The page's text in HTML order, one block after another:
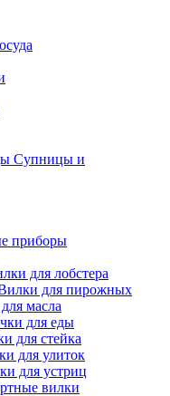
Супницы и
приборы
для лобстера
для пирожных
масла
для еды
для стейка
для улиток
для устриц
вилки